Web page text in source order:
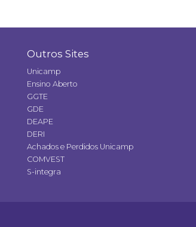
Outros Sites
Unicamp
Ensino Aberto
GGTE
GDE
DEAPE
DERI
Achados e Perdidos Unicamp
COMVEST
S-integra